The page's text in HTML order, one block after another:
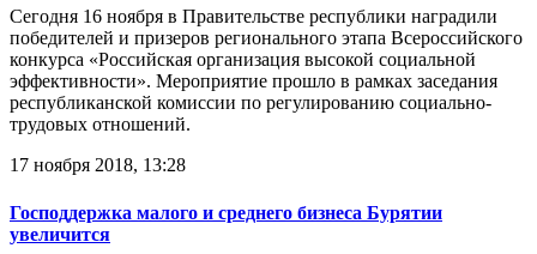
Сегодня 16 ноября в Правительстве республики наградили
победителей и призеров регионального этапа Всероссийского
конкурса «Российская организация высокой социальной
эффективности». Мероприятие прошло в рамках заседания
республиканской комиссии по регулированию социально-
трудовых отношений.
17 ноября 2018, 13:28
Господдержка малого и среднего бизнеса Бурятии
увеличится